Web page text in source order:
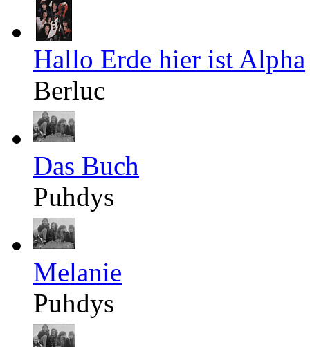
Hallo Erde hier ist Alpha
Berluc
Das Buch
Puhdys
Melanie
Puhdys